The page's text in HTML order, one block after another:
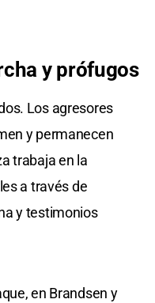
y prófugos
Los agresores
y permanecen
trabaja en la
a través de
y testimonios
en Brandsen y